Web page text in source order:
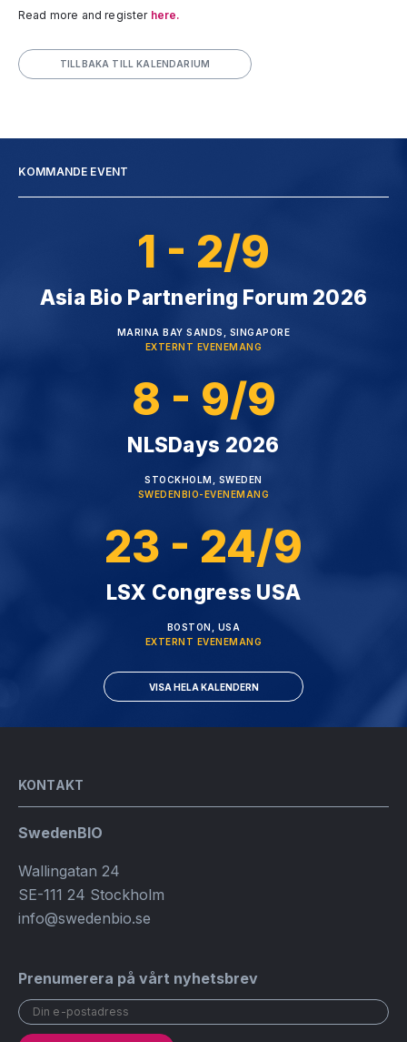
Read more and register here.
TILLBAKA TILL KALENDARIUM
KOMMANDE EVENT
1 - 2/9
Asia Bio Partnering Forum 2026
MARINA BAY SANDS, SINGAPORE
EXTERNT EVENEMANG
8 - 9/9
NLSDays 2026
STOCKHOLM, SWEDEN
SWEDENBIO-EVENEMANG
23 - 24/9
LSX Congress USA
BOSTON, USA
EXTERNT EVENEMANG
VISA HELA KALENDERN
KONTAKT
SwedenBIO
Wallingatan 24
SE-111 24 Stockholm
info@swedenbio.se
Prenumerera på vårt nyhetsbrev